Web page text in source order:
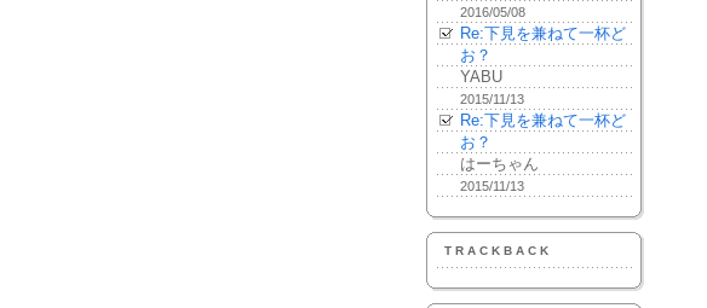
2016/05/08
Re:下見を兼ねて一杯ど
お？
YABU
2015/11/13
Re:下見を兼ねて一杯ど
お？
はーちゃん
2015/11/13
TRACKBACK